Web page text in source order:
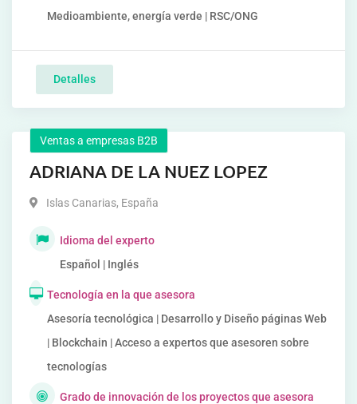
Medioambiente, energía verde | RSC/ONG
Detalles
Ventas a empresas B2B
ADRIANA DE LA NUEZ LOPEZ
Islas Canarias, España
Idioma del experto
Español | Inglés
Tecnología en la que asesora
Asesoría tecnológica | Desarrollo y Diseño páginas Web
| Blockchain | Acceso a expertos que asesoren sobre
tecnologías
Grado de innovación de los proyectos que asesora